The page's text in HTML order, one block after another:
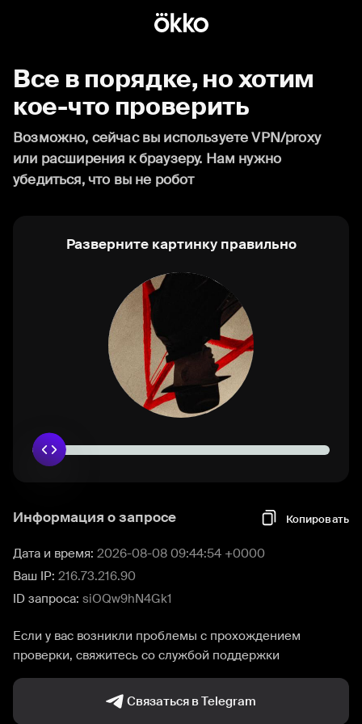
Все в порядке, но хотим
кое-что проверить
Возможно, сейчас вы используете VPN/proxy
или расширения к браузеру. Нам нужно
убедиться, что вы не робот
Разверните картинку правильно
Информация о запросе Копировать
Дата и время: 2026-08-08 09:44:54 +0000
Ваш IP: 216.73.216.90
ID запроса: siOQw9hN4Gk1
Если у вас возникли проблемы с прохождением
проверки, свяжитесь со службой поддержки
Связаться в Telegram